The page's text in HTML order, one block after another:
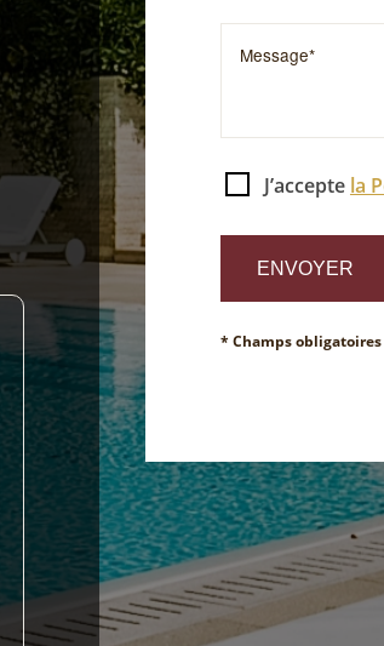
J’accepte la
* Champs obligatoires